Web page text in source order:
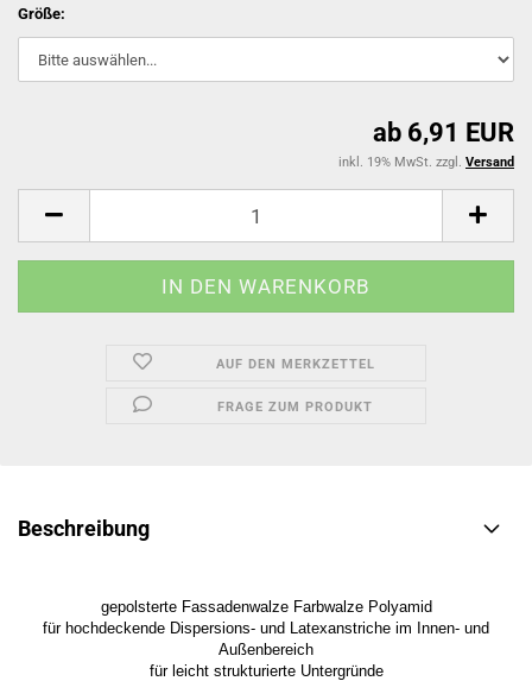
Größe:
ab 6,91 EUR
inkl. 19% MwSt. zzgl. Versand
AUF DEN MERKZETTEL
FRAGE ZUM PRODUKT
Beschreibung
gepolsterte Fassadenwalze Farbwalze Polyamid
für hochdeckende Dispersions- und Latexanstriche im Innen- und
Außenbereich
für leicht strukturierte Untergründe